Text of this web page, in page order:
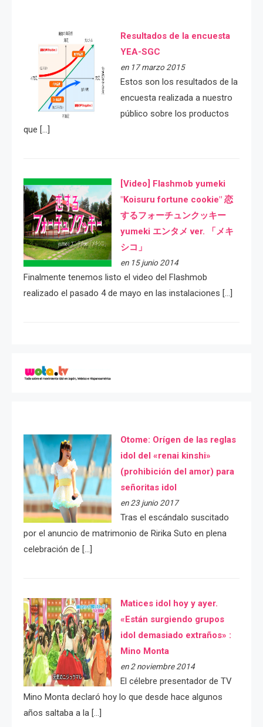
Resultados de la encuesta
YEA-SGC
en 17 marzo 2015
Estos son los resultados de la
encuesta realizada a nuestro
público sobre los productos
que […]
[Video] Flashmob yumeki
"Koisuru fortune cookie" 恋
するフォーチュンクッキー
yumeki エンタメ ver. 「メキ
シコ」
en 15 junio 2014
Finalmente tenemos listo el video del Flashmob
realizado el pasado 4 de mayo en las instalaciones […]
Otome: Orígen de las reglas
idol del «renai kinshi»
(prohibición del amor) para
señoritas idol
en 23 junio 2017
Tras el escándalo suscitado
por el anuncio de matrimonio de Ririka Suto en plena
celebración de […]
Matices idol hoy y ayer.
«Están surgiendo grupos
idol demasiado extraños» :
Mino Monta
en 2 noviembre 2014
El célebre presentador de TV
Mino Monta declaró hoy lo que desde hace algunos
años saltaba a la […]